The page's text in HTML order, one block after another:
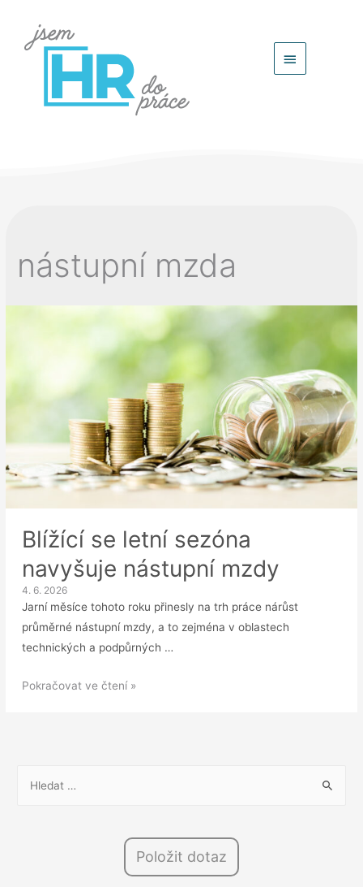
Hlavní
nástupní mzda
Blížící se letní sezóna
navyšuje nástupní mzdy
4. 6. 2026
Jarní měsíce tohoto roku přinesly na trh práce nárůst
průměrné nástupní mzdy, a to zejména v oblastech
technických a podpůrných …
Blížící
nástupní
Pokračovat ve čtení »
Položit dotaz